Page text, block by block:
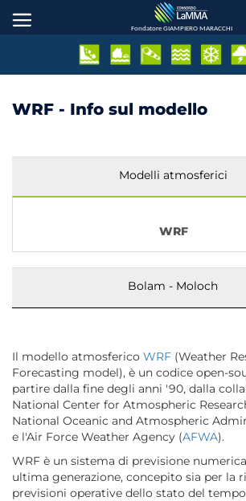
Fondatore GIAMPIERO MARACCHI
WRF - Info sul modello
Modelli atmosferici
WRF
Bolam - Moloch
Il modello atmosferico WRF (Weather
Forecasting model), è un codice open-
partire dalla fine degli anni '90, dalla
National Center for Atmospheric
National Oceanic and Atmospheric
e l'Air Force Weather Agency (AFWA).
WRF è un sistema di previsione
ultima generazione, concepito sia per la
previsioni operative dello stato del